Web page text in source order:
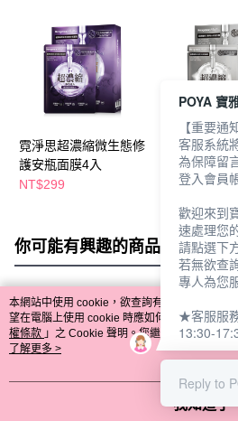
霓淨思超濃縮微生態修
護安瓶面膜4入
NT$299
霓淨思超濃
白安瓶面膜4
NT$299
你可能有興趣的商品 全站排行
熱門標籤
本網站中使用 cookie，欲查詢有關本網站使用
望在電腦上使用 cookie 時應如何變更電腦的
權條款 」之 Cookie 聲明。您繼續使用本網站
用條款之 Cookie 聲明使用 cookie。
了解更多 >
我知道了
POYA 寶
【重要通
客服系統
為保障留
登入會員
歡迎來到
速處理您
請點選下
若無欲查
專人為您
★客服服
13:30-
Reply to